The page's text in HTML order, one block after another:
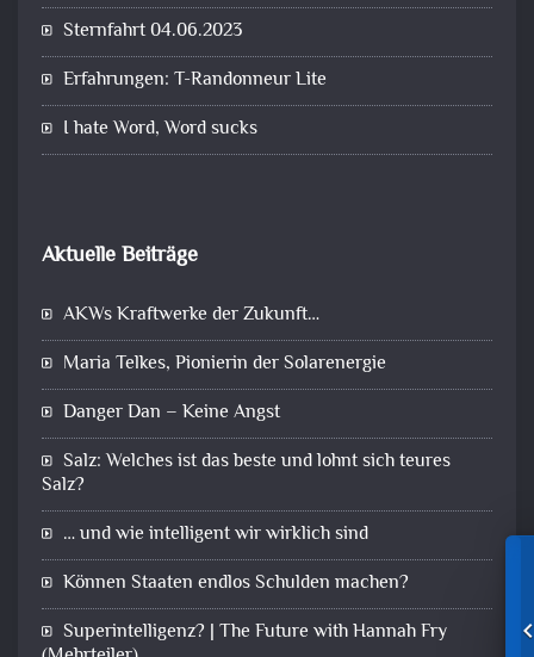
Sternfahrt 04.06.2023
Erfahrungen: T-Randonneur Lite
I hate Word, Word sucks
Aktuelle Beiträge
AKWs Kraftwerke der Zukunft…
Maria Telkes, Pionierin der Solarenergie
Danger Dan – Keine Angst
Salz: Welches ist das beste und lohnt sich teures
Salz?
… und wie intelligent wir wirklich sind
Können Staaten endlos Schulden machen?
Superintelligenz? | The Future with Hannah Fry